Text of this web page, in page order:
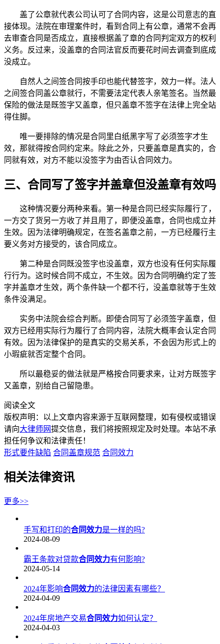
盖了公章就代表公司认可了合同内容，这是公司意志的直
接体现。法院在审理案件时，看到合同上有公章，通常不会再
去审查合同是否成立，直接根据盖了章的合同判定双方的权利
义务。反过来，没盖章的合同法官反而要花时间去调查到底成
没成立。
自然人之间签合同按手印也能代替签字，效力一样。法人
之间签合同盖公章就行，不需要法定代表人亲笔签名。当然最
保险的做法是既签字又盖章，但只盖章不签字在法律上完全站
得住脚。
唯一要排除的情况是合同里白纸黑字写了必须签字才生
效，那就得按合同约定来。除此之外，只要盖章是真实的，合
同就有效，对方不能以没签字为由否认合同效力。
三、合同写了签字并盖章但没盖章有效吗
这种情况要分两种来看。第一种是合同已经实际履行了，
一方交了货另一方收了并且用了，即便没盖章，合同也成立并
生效。因为法律明确规定，在签名盖章之前，一方已经履行主
要义务对方接受的，该合同成立。
第二种是合同既没签字也没盖章，双方也没有任何实际履
行行为。这时候合同不成立，不生效。因为合同明确约定了签
字并盖章才生效，两个条件缺一个都不行，没盖章就等于生效
条件没满足。
实务中法院会综合判断。即使合同写了必须签字盖章，但
双方已经用实际行为履行了合同内容，法院大概率会认定合同
有效。因为法律保护的是真实的交易关系，不会因为形式上的
小瑕疵就否定整个合同。
所以最稳妥的做法就是严格按合同要求来，让对方既签字
又盖章，别给自己留隐患。
阅读全文
版权声明：以上文章内容来源于互联网整理，如有侵权或错误
请向大律师网提交信息，我们将按照规定及时处理。本站不承
担任何争议和法律责任！
形式要件缺陷 合同盖章规范 合同效力
相关法律资讯
更多>>
手写和打印的合同效力是一样的吗?
2024-08-09
霸王条款对贷款合同效力有何影响?
2024-05-14
2024年影响合同效力的法律因素有哪些？
2024-04-09
2024年房地产交易合同效力如何认定？
2024-04-03